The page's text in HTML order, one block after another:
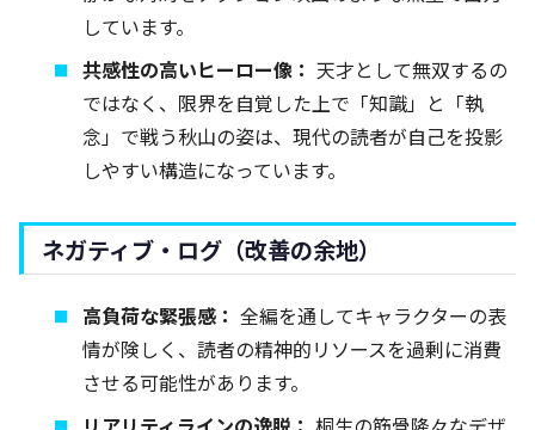
しています。
共感性の高いヒーロー像： 天才として無双するの
ではなく、限界を自覚した上で「知識」と「執
念」で戦う秋山の姿は、現代の読者が自己を投影
しやすい構造になっています。
ネガティブ・ログ（改善の余地）
高負荷な緊張感： 全編を通してキャラクターの表
情が険しく、読者の精神的リソースを過剰に消費
させる可能性があります。